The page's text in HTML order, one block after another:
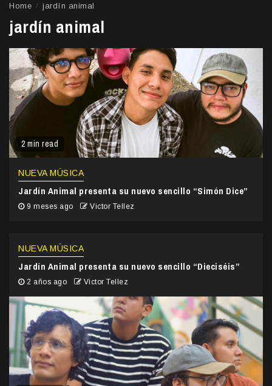
Home jardín animal
jardín animal
2 min read
NUEVA MÚSICA
Jardín Animal presenta su nuevo sencillo “Simón Dice”
9 meses ago Victor Tellez
NUEVA MÚSICA
Jardín Animal presenta su nuevo sencillo “Dieciséis”
2 años ago Victor Tellez